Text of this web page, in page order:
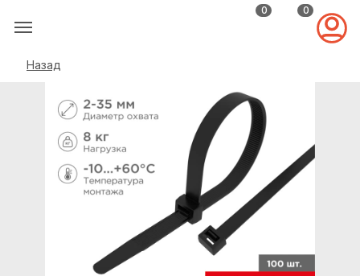
0 0
Назад